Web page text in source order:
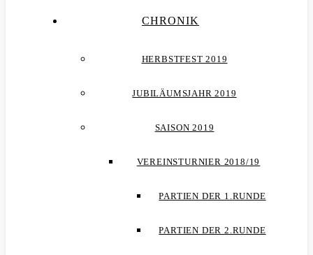
CHRONIK
HERBSTFEST 2019
JUBILÄUMSJAHR 2019
SAISON 2019
VEREINSTURNIER 2018/19
PARTIEN DER 1.RUNDE
PARTIEN DER 2.RUNDE